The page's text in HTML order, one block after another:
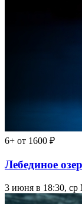
6+ от 1600 ₽
Лебединое
3 июня в 18:30, ср